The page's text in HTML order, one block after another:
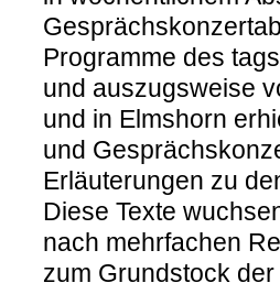
Programme des
und auszugsweise
und in Elmshorn
und
Erläuterungen zu
Diese Texte
nach mehrfachen
zum Grundstock